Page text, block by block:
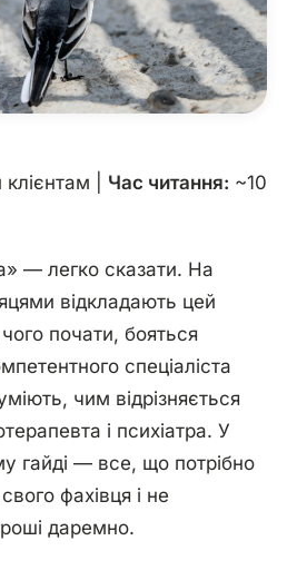
| Час читання: ~10
— легко сказати. На
відкладають цей
почати, бояться
спеціаліста
чим відрізняється
і психіатра. У
гайді — все, що потрібно
фахівця і не
даремно.